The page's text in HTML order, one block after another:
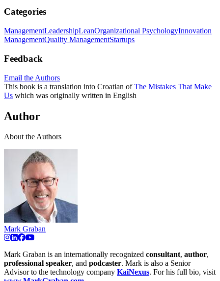
Categories
ManagementLeadershipLeanOrganizational PsychologyInnovation
ManagementQuality ManagementStartups
Feedback
Email the Authors
This book is a translation into Croatian ofThe Mistakes That Make
Us which was originally written in English
Author
About the Authors
Mark Graban
Mark Graban is an internationally recognized consultant, author,
professional speaker, and podcaster. Mark is also a Senior
Advisor to the technology company KaiNexus. For his full bio, visit